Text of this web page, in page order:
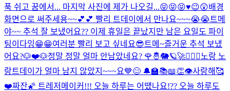
푹 쉬고 꿈에서... 마지막 사진에 제가 나오길...😝😝😝♥️😉😲배경
화면으로 써주세용~~💕💕 빨리 트데이에서 만나요~~~😭😭트메
야~~ 추석 잘 보냈어요?? 이제 휴일은 끝났지만 남은 요일도 파이
팅이다잉😁😁여러분 빨리 보고 싶네요😎트메~즐거운 추석 보냈
어요?🐶❤️🐶정말 정말 얼마 안남았네요? 🌹🤴🐘🪐🚀🙇🏻‍♂️ 노랑 노
랑트데이가 얼마 남지 않았지~~~요💙😊 🔔🏫📚📖👏👁사랑해🥰
❤️짜잔🌠 트레저메이커!!! 오늘 하루는 어땠나요!?? 오늘 하루도